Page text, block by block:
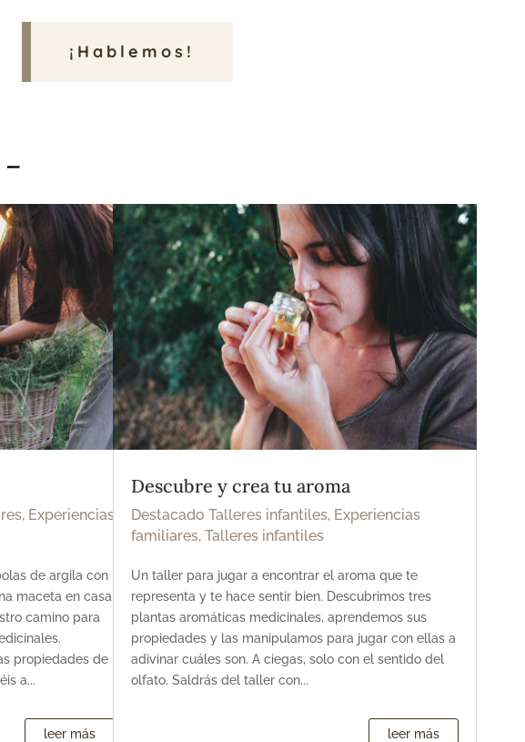
¡Hablemos!
, Experiencias
de argila con
maceta en casa
camino para
propiedades de
a...
leer más
Descubre y crea tu aroma
Destacado Talleres infantiles, Experiencias
familiares, Talleres infantiles
Un taller para jugar a encontrar el aroma que te
representa y te hace sentir bien. Descubrimos tres
plantas aromáticas medicinales, aprendemos sus
propiedades y las manipulamos para jugar con ellas a
adivinar cuáles son. A ciegas, solo con el sentido del
olfato. Saldrás del taller con...
leer más